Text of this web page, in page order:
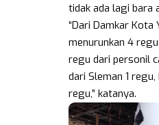
tidak ada lagi bara
“Dari Damkar Kota
menurunkan 4
regu dari personil
dari Sleman 1
regu,” katanya.